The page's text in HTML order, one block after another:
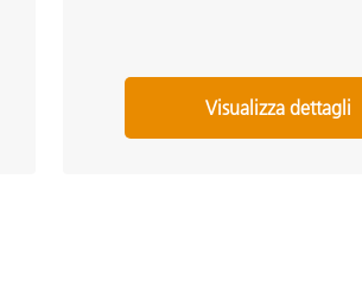
Visualizza dettagli